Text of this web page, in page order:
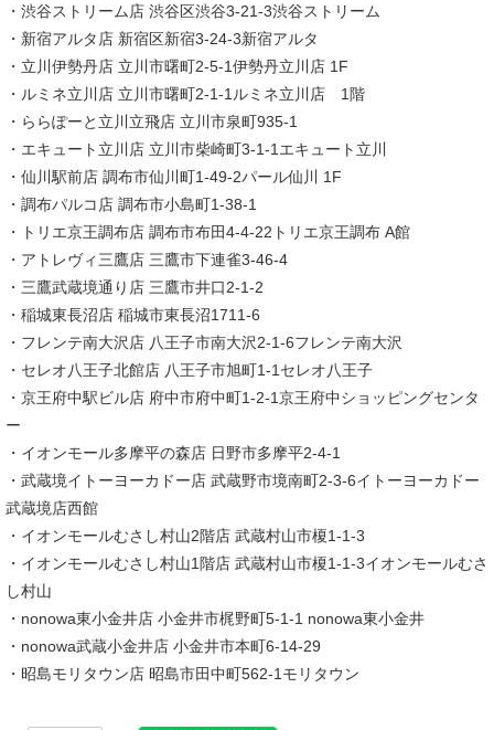
・渋谷ストリーム店 渋谷区渋谷3-21-3渋谷ストリーム
・新宿アルタ店 新宿区新宿3-24-3新宿アルタ
・立川伊勢丹店 立川市曙町2-5-1伊勢丹立川店 1F
・ルミネ立川店 立川市曙町2-1-1ルミネ立川店 1階
・ららぽーと立川立飛店 立川市泉町935-1
・エキュート立川店 立川市柴崎町3-1-1エキュート立川
・仙川駅前店 調布市仙川町1-49-2パール仙川 1F
・調布パルコ店 調布市小島町1-38-1
・トリエ京王調布店 調布市布田4-4-22トリエ京王調布 A館
・アトレヴィ三鷹店 三鷹市下連雀3-46-4
・三鷹武蔵境通り店 三鷹市井口2-1-2
・稲城東長沼店 稲城市東長沼1711-6
・フレンテ南大沢店 八王子市南大沢2-1-6フレンテ南大沢
・セレオ八王子北館店 八王子市旭町1-1セレオ八王子
・京王府中駅ビル店 府中市府中町1-2-1京王府中ショッピングセンタ
ー
・イオンモール多摩平の森店 日野市多摩平2-4-1
・武蔵境イトーヨーカドー店 武蔵野市境南町2-3-6イトーヨーカドー
武蔵境店西館
・イオンモールむさし村山2階店 武蔵村山市榎1-1-3
・イオンモールむさし村山1階店 武蔵村山市榎1-1-3イオンモールむさ
し村山
・nonowa東小金井店 小金井市梶野町5-1-1 nonowa東小金井
・nonowa武蔵小金井店 小金井市本町6-14-29
・昭島モリタウン店 昭島市田中町562-1モリタウン